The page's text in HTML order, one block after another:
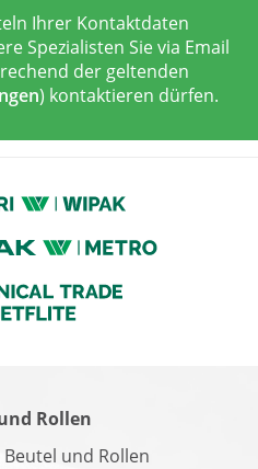
Ihrer Kontaktdaten
Spezialisten Sie via Email
der geltenden
) kontaktieren dürfen.
Rollen
und Rollen